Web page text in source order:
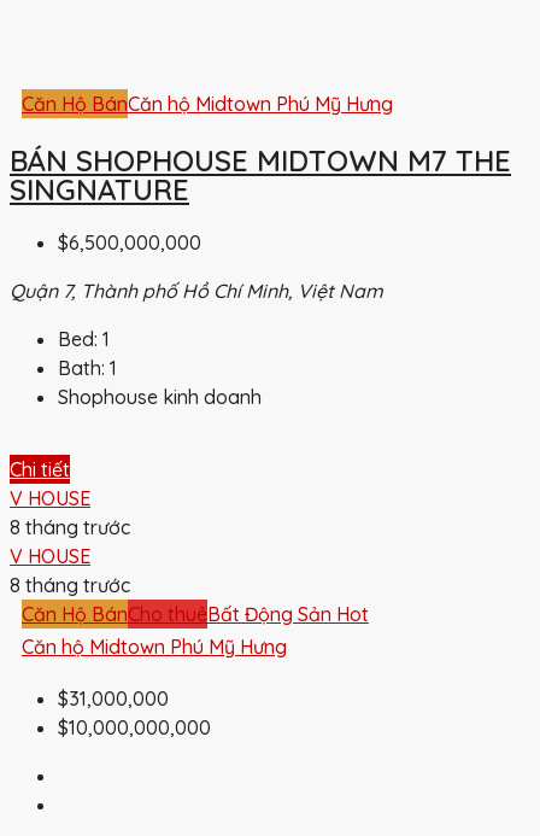
Căn Hộ BánCăn hộ Midtown Phú Mỹ Hưng
BÁN SHOPHOUSE MIDTOWN M7 THE
SINGNATURE
$6,500,000,000
Quận 7, Thành phố Hồ Chí Minh, Việt Nam
Bed: 1
Bath: 1
Shophouse kinh doanh
Chi tiết
V HOUSE
8 tháng trước
V HOUSE
8 tháng trước
Căn Hộ BánCho thuêBất Động Sản Hot
Căn hộ Midtown Phú Mỹ Hưng
$31,000,000
$10,000,000,000